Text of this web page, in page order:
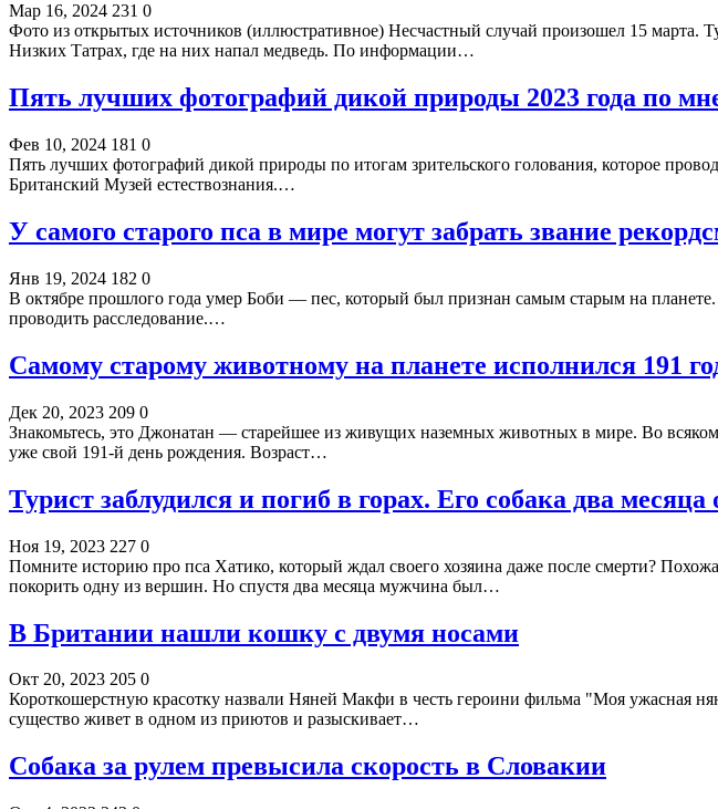
Мар 16, 2024 231 0
Фото из открытых источников (иллюстративное) Несчастный случай произошел 15 марта.
Низких Татрах, где на них напал медведь. По информации…
Пять лучших фотографий дикой природы 2023 года по
Фев 10, 2024 181 0
Пять лучших фотографий дикой природы по итогам зрительского голования, которое
Британский Музей естествознания.…
У самого старого пса в мире могут забрать звание
Янв 19, 2024 182 0
В октябре прошлого года умер Боби — пес, который был признан самым старым на
проводить расследование.…
Самому старому животному на планете исполнился 191
Дек 20, 2023 209 0
Знакомьтесь, это Джонатан — старейшее из живущих наземных животных в мире. Во всяком
уже свой 191-й день рождения. Возраст…
Турист заблудился и погиб в горах. Его собака два месяца
Ноя 19, 2023 227 0
Помните историю про пса Хатико, который ждал своего хозяина даже после смерти?
покорить одну из вершин. Но спустя два месяца мужчина был…
В Британии нашли кошку с двумя носами
Окт 20, 2023 205 0
Короткошерстную красотку назвали Няней Макфи в честь героини фильма "Моя ужасная
существо живет в одном из приютов и разыскивает…
Собака за рулем превысила скорость в Словакии